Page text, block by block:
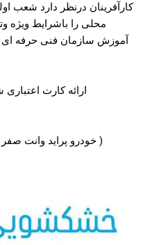
کارآفرینان درنظر دارد شعب
آموزش سازمان فنی حرفه ای
ارائه کارت
( خودرو پراید وانت